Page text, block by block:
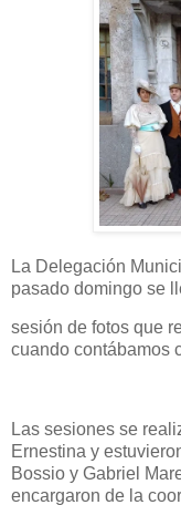
La Delegación
pasado domingo se
sesión de fotos que
cuando contábamos
Las sesiones se
Ernestina y
Bossio y Gabriel
encargaron de la